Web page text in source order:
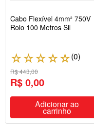
Cabo Flexível 4mm² 750V
Rolo 100 Metros Sil
☆☆☆☆☆(0)
R$ 443,00
R$ 0,00
Adicionar ao
carrinho